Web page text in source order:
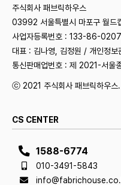
주식회사 패브릭하우스
03992 서울특별시 마포구 월드
사업자등록번호 : 133-86-
대표 : 김나영, 김정원 / 개인정보
통신판매업번호 : 제 2021-서울
ⓒ 2021 주식회사 패브릭하우
CS CENTER
1588-6774
010-3491-5843